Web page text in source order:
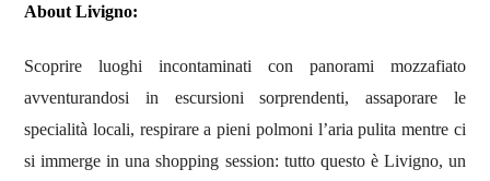
About Livigno:
Scoprire luoghi incontaminati con panorami mozzafiato
avventurandosi in escursioni sorprendenti, assaporare le
specialità locali, respirare a pieni polmoni l’aria pulita mentre ci
si immerge in una shopping session: tutto questo è Livigno, un